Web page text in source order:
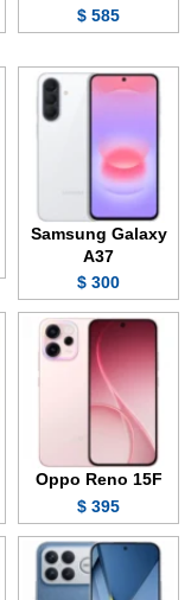
585 $
Samsung Galaxy
A37
300 $
Oppo Reno 15F
395 $